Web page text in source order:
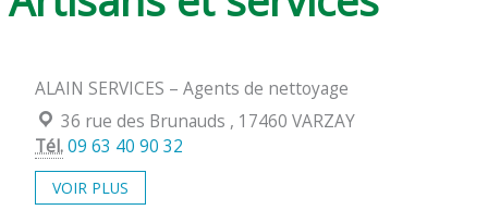
ALAIN SERVICES – Agents de nettoyage
Localisation :
36 rue des Brunauds , 17460 VARZAY
Tél.09 63 40 90 32
VOIR PLUS